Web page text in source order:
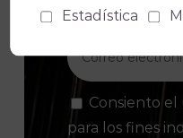
Consiento el
para los fines
Estadística